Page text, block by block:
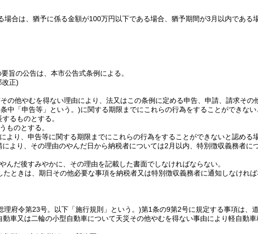
場合は、猶予に係る金額が100万円以下である場合、猶予期間が3月以内である
旨の公告は、本市公告式条例による。
改正)
の他やむを得ない理由により、法又はこの条例に定める申告、申請、請求その
中「申告等」という。)に関する期限までにこれらの行為をすることができな
るものとする。
ものとする。
より、申告等に関する期限までにこれらの行為をすることができないと認める
より、その理由のやんだ日から納税者については2月以内、特別徴収義務者に
んだ後すみやかに、その理由を記載した書面でしなければならない。
たときは、期日その他必要な事項を納税者又は特別徴収義務者に通知しなければ
理府令第23号。以下「施行規則」という。)第1条の9第2号に規定する事項は、
車又は二輪の小型自動車について天災その他やむを得ない事由により軽自動